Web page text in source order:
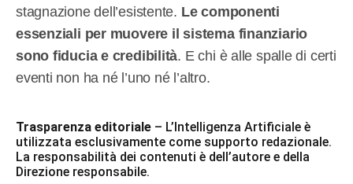
stagnazione dell’esistente. Le componenti
essenziali per muovere il sistema finanziario
sono fiducia e credibilità. E chi è alle spalle di certi
eventi non ha né l’uno né l’altro.
Trasparenza editoriale – L’Intelligenza Artificiale è
utilizzata esclusivamente come supporto redazionale.
La responsabilità dei contenuti è dell’autore e della
Direzione responsabile.